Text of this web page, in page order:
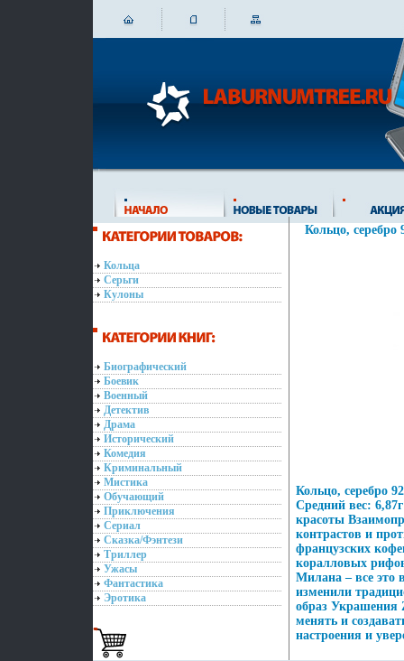
Кольца
Серьги
Кулоны
Биографический
Боевик
Военный
Детектив
Драма
Исторический
Комедия
Криминальный
Мистика
Обучающий
Приключения
Сериал
Сказка/Фэнтези
Триллер
Ужасы
Фантастика
Эротика
Кольцо, серебро
Кольцо, серебро
Средний вес:
красоты
контрастов и
французских
коралловых
Милана – все это
изменили
образ Украшения
менять и
настроения и